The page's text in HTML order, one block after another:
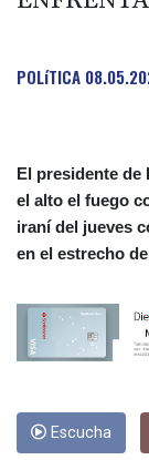
POLíTICA
El presidente de
el alto el fuego
iraní del jueves
en el estrecho
Escucha